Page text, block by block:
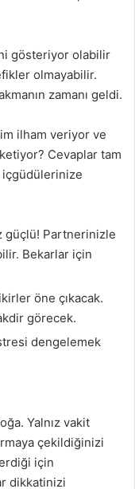
gösteriyor olabilir
olmayabilir.
zamanı geldi.
ilham veriyor ve
Cevaplar tam
içgüdülerinize
güçlü! Partnerinizle
Bekarlar için
öne çıkacak.
görecek.
dengelemek
Yalnız vakit
çekildiğinizi
için
dikkatinizi